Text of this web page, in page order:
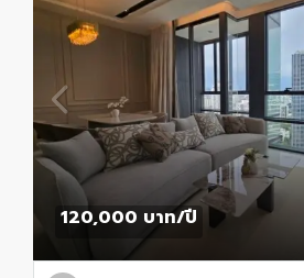
120,000 บาท/ปี